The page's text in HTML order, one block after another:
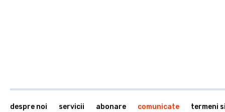
despre noi servicii abonare comunicate termeni